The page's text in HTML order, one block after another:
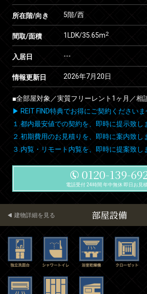
所在階/向き 5階/西
間取/面積 1LDK/35.65m2
入居日 ---
情報更新日 2026年7月20日
■全部屋対象／実質フリーレント1ヶ月／相
▶ REIT FIND特典でお得にご契約くださいま
１.都内最安値での契約を、即時に提示致し
２.初期費用のお見積りを、即時に案内致し
３.内覧・リモート内覧を、即時に提案致し
0120-139-
電話受付 24時間 年中無休 即日お見
部屋設備
建物詳細を見る